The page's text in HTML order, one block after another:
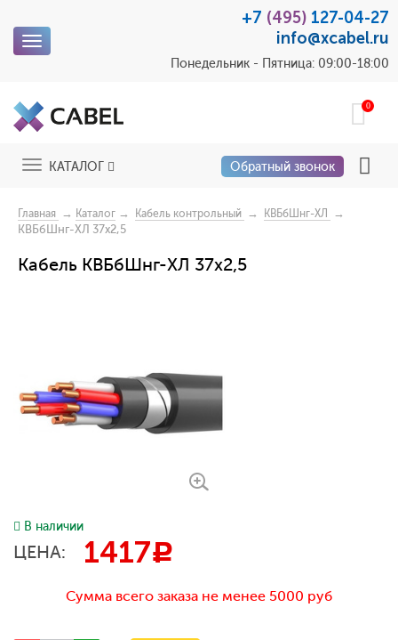
Toggle
+7 (495) 127-04-27
info@xcabel.ru
Понедельник - Пятница: 09:00-18:00
0
ToggleКАТАЛОГ Обратный звонок
Главная → Каталог → Кабель контрольный → КВБбШнг-ХЛ
→
КВБбШнг-ХЛ 37х2,5
Кабель КВБбШнг-ХЛ 37х2,5
В наличии
ЦЕНА: 1417c
Сумма всего заказа не менее 5000 руб